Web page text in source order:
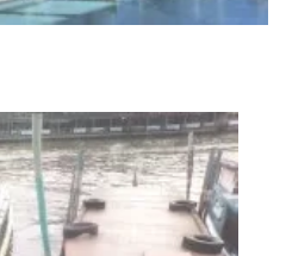
Bakauheni mulai